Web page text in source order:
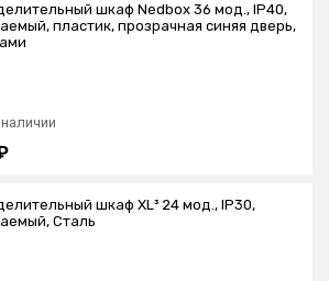
шкаф Nedbox 36 мод., IP40,
пластик, прозрачная синяя дверь,
шкаф XL³ 24 мод., IP30,
Сталь